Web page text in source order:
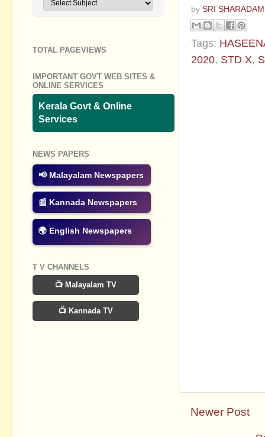
by SRI
Tags:
2020, STD X,
Newer Post
TOTAL PAGEVIEWS
IMPORTANT GOVT WEB SITES &
ONLINE SERVICES
Kerala Govt & Online
Services
NEWS PAPERS
📢 Malayalam Newspapers
📰 Kannada Newspapers
🌍 English Newspapers
T V CHANNELS
📺 Malayalam TV
📺 Kannada TV